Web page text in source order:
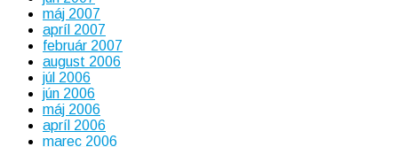
máj 2007
apríl 2007
február 2007
august 2006
júl 2006
jún 2006
máj 2006
apríl 2006
marec 2006